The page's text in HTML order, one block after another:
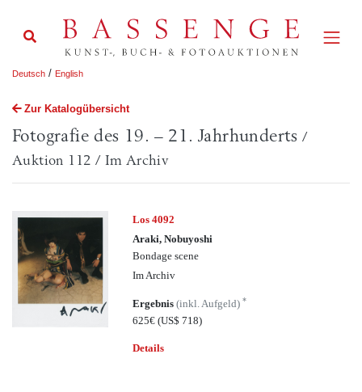
Deutsch / English
Zur Katalogübersicht
Fotografie des 19. – 21. Jahrhunderts /
Auktion 112 / Im Archiv
Los 4092
Araki, Nobuyoshi
Bondage scene
Im Archiv
Ergebnis(inkl. Aufgeld)*
625€(US$ 718)
Details